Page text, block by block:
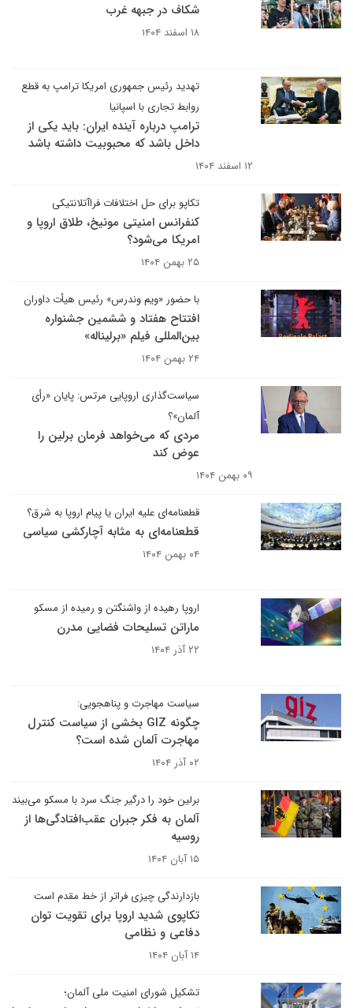
شکاف در جبهه غرب
۱۸ اسفند ۱۴۰۴
تهدید رئیس جمهوری امریکا ترامپ به قطع
روابط تجاری با اسپانیا
ترامپ درباره آینده ایران: باید یکی از
داخل باشد که محبوبیت داشته باشد
۱۲ اسفند ۱۴۰۴
تکاپو برای حل اختلافات فراآتلانتیکی
کنفرانس امنیتی مونیخ، طلاق اروپا و
امریکا می‌شود؟
۲۵ بهمن ۱۴۰۴
با حضور «ویم وندرس» رئیس هیأت داوران
افتتاح هفتاد و ششمین جشنواره
بین‌المللی فیلم «برلیناله»
۲۴ بهمن ۱۴۰۴
سیاست‌گذاری اروپایی مرتس: پایان «رأی
آلمان»؟
مردی که می‌خواهد فرمان برلین را
عوض کند
۰۹ بهمن ۱۴۰۴
قطعنامه‌ای علیه ایران یا پیام اروپا به شرق؟
قطعنامه‌ای به مثابه آچارکشی سیاسی
۰۴ بهمن ۱۴۰۴
اروپا رهیده از واشنگتن و رمیده از مسکو
ماراتن تسلیحات فضایی مدرن
۲۲ آذر ۱۴۰۴
سیاست مهاجرت و پناهجویی:
چگونه GIZ بخشی از سیاست کنترل
مهاجرت آلمان شده است؟
۰۲ آذر ۱۴۰۴
برلین خود را درگیر جنگ سرد با مسکو می‌بیند
آلمان به فکر جبران عقب‌افتادگی‌ها از
روسیه
۱۵ آبان ۱۴۰۴
بازدارندگی چیزی فراتر از خط مقدم است
تکاپوی شدید اروپا برای تقویت توان
دفاعی و نظامی
۱۴ آبان ۱۴۰۴
تشکیل شورای امنیت ملی آلمان؛